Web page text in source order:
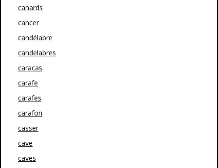
canards
cancer
candélabre
candelabres
caracas
carafe
carafes
carafon
casser
cave
caves